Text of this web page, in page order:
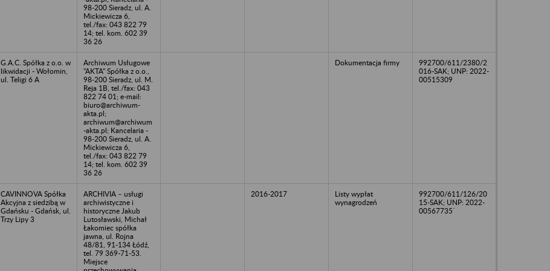
98-200 Sieradz, ul. A.
Mickiewicza 6,
tel./fax: 043 822 79
14; tel. kom. 602 39
36 26
G.A.C. Spółka z o.o. w
likwidacji - Wołomin,
ul. Teligi 6 A
Archiwum Usługowe
"AKTA" Spółka z o.o.,
98-200 Sieradz, ul. M.
Reja 1B, tel./fax: 043
822 74 01; e-mail:
biuro@archiwum-
akta.pl;
archiwum@archiwum
-akta.pl; Kancelaria -
98-200 Sieradz, ul. A.
Mickiewicza 6,
tel./fax: 043 822 79
14; tel. kom. 602 39
36 26
Dokumentacja firmy
992700/611/2380/2
016-SAK; UNP: 2022-
00515309
CAVINNOVA Spółka
Akcyjna z siedzibą w
Gdańsku - Gdańsk, ul.
Trzy Lipy 3
ARCHIVIA – usługi
archiwistyczne i
historyczne Jakub
Lutosławski, Michał
Łakomiec spółka
jawna, ul. Rojna
48/81, 91-134 Łódź,
tel. 79 369-71-53.
Miejsce
2016-2017
Listy wypłat
wynagrodzeń
992700/611/126/20
15-SAK; UNP: 2022-
00567735`